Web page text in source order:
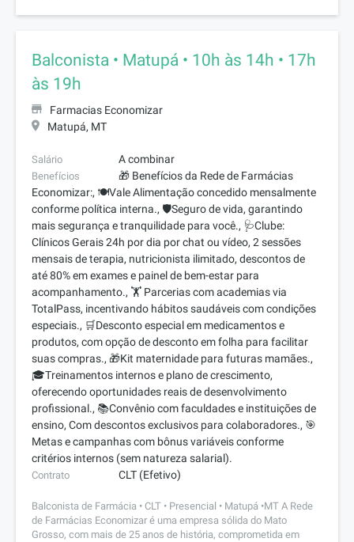
Balconista • Matupá • 10h às 14h • 17h
às 19h
Farmacias Economizar
Matupá, MT
Salário A combinar
Benefícios
🎁 Benefícios da Rede de Farmácias
Economizar:, 🍽️Vale Alimentação concedido mensalmente
conforme política interna., 🛡️Seguro de vida, garantindo
mais segurança e tranquilidade para você., 🩺Clube:
Clínicos Gerais 24h por dia por chat ou vídeo, 2 sessões
mensais de terapia, nutricionista ilimitado, descontos de
até 80% em exames e painel de bem-estar para
acompanhamento., 🏋️ Parcerias com academias via
TotalPass, incentivando hábitos saudáveis com condições
especiais., 🛒Desconto especial em medicamentos e
produtos, com opção de desconto em folha para facilitar
suas compras., 🎁Kit maternidade para futuras mamães.,
🎓Treinamentos internos e plano de crescimento,
oferecendo oportunidades reais de desenvolvimento
profissional., 📚Convênio com faculdades e instituições de
ensino, Com descontos exclusivos para colaboradores., 🎯
Metas e campanhas com bônus variáveis conforme
critérios internos (sem natureza salarial).
Contrato CLT (Efetivo)
Balconista de Farmácia • CLT • Presencial • Matupá •MT A Rede
de Farmácias Economizar é uma empresa sólida do Mato
Grosso, com mais de 25 anos de história, comprometida em